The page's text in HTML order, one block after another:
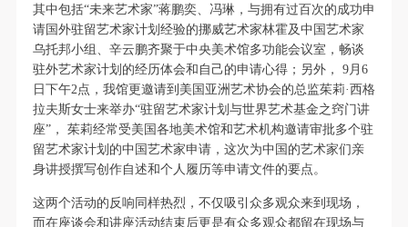
其中包括“未来艺术家”蒋鹏奕、冯琳，与拥有过百次的成功申
请国外驻留艺术家计划经验的挪威艺术家林霍及中国艺术家
乌托邦小组、辛云鹏齐聚于中央美术馆多功能会议室，畅谈
驻外艺术家计划的经历体会和自己的申请心得；另外， 9月6
日下午2点，我馆更邀请到美国亚洲艺术协会的总监茱莉·西格
拉夫斯女士来举办“驻留艺术家计划与世界艺术基金之窍门讲
座”， 茱莉经常受美国各地美术馆和艺术机构邀请审批多个驻
留艺术家计划的中国艺术家申请，这次为中国的艺术家们亲
身讲授撰写创作自述和个人履历等申请文件的要点。
这两个活动的反响同样热烈，不仅吸引众多观众来到现场，
而在座谈会和讲座活动结束后更是有众多观众都留在现场与
与者因个人原因在使用相应绘画工具、创作材料及配
套设备、设施造成个人受伤、伤害他人及造成相应工
具、材料、设备或设施的故障或损坏。参与活动者应
当承当相应的全部责任，并主动赔偿相应的经济损
失。活动中任何非事故当事人及美术馆将不承担人身
事故的任何责任。
中央美术学院美术馆肖像权许可使用协议
民法通则》以及 最高人民法院关于贯彻执行 《中华
与者因个人原因在使用相应绘画工具、创作材料及配
套设备、设施造成个人受伤、伤害他人及造成相应工
具、材料、设备或设施的故障或损坏。参与活动者应
当承当相应的全部责任，并主动赔偿相应的经济损
失。活动中任何非事故当事人及美术馆将不承担人身
事故的任何责任。
中央美术学院美术馆肖像权许可使用协议
民法通则》以及 最高人民法院关于贯彻执行 《中华
与者因个人原因在使用相应绘画工具、创作材料及配
套设备、设施造成个人受伤、伤害他人及造成相应工
具、材料、设备或设施的故障或损坏。参与活动者应
当承当相应的全部责任，并主动赔偿相应的经济损
失。活动中任何非事故当事人及美术馆将不承担人身
事故的任何责任。
中央美术学院美术馆肖像权许可使用协议
民法通则》以及 最高人民法院关于贯彻执行 《中华